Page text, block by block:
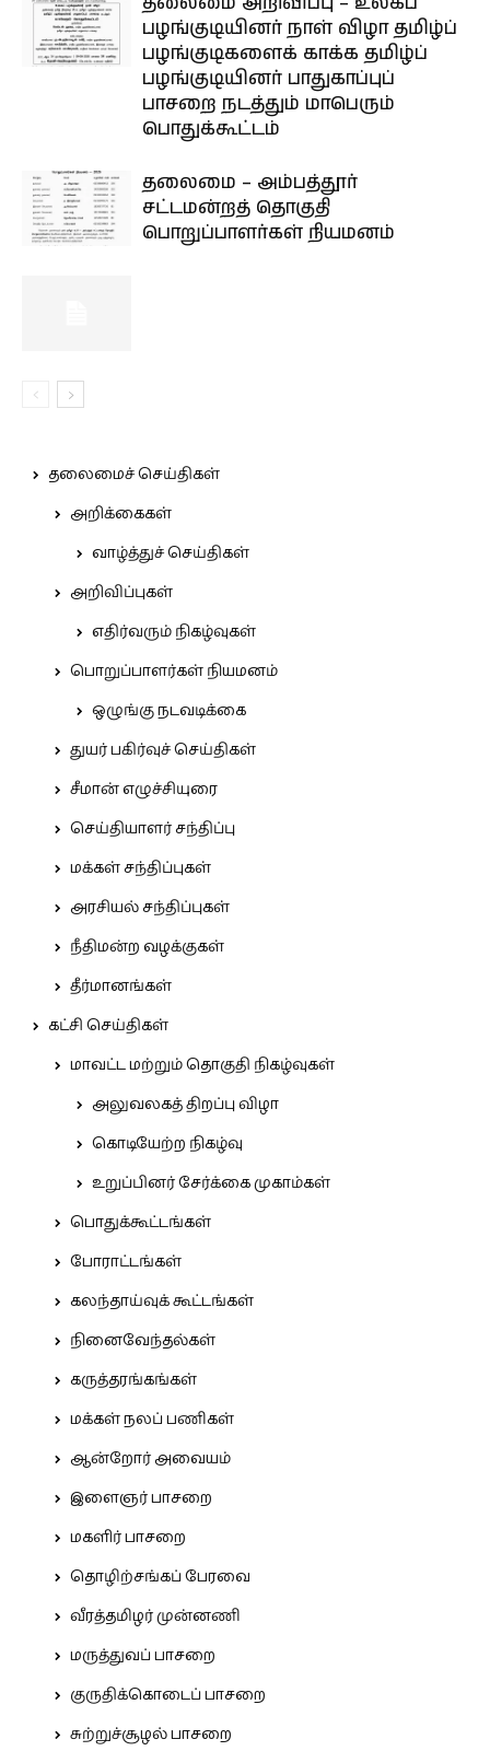
பழங்குடியினர் நாள் விழா தமிழ்ப்
பழங்குடிகளைக் காக்க தமிழ்ப்
பழங்குடியினர் பாதுகாப்புப்
பாசறை நடத்தும் மாபெரும்
பொதுக்கூட்டம்
தலைமை – அம்பத்தூர்
சட்டமன்றத் தொகுதி
பொறுப்பாளர்கள் நியமனம்
தலைமைச் செய்திகள்
அறிக்கைகள்
வாழ்த்துச் செய்திகள்
அறிவிப்புகள்
எதிர்வரும் நிகழ்வுகள்
பொறுப்பாளர்கள் நியமனம்
ஒழுங்கு நடவடிக்கை
துயர் பகிர்வுச் செய்திகள்
சீமான் எழுச்சியுரை
செய்தியாளர் சந்திப்பு
மக்கள் சந்திப்புகள்
அரசியல் சந்திப்புகள்
நீதிமன்ற வழக்குகள்
தீர்மானங்கள்
கட்சி செய்திகள்
மாவட்ட மற்றும் தொகுதி நிகழ்வுகள்
அலுவலகத் திறப்பு விழா
கொடியேற்ற நிகழ்வு
உறுப்பினர் சேர்க்கை முகாம்கள்
பொதுக்கூட்டங்கள்
போராட்டங்கள்
கலந்தாய்வுக் கூட்டங்கள்
நினைவேந்தல்கள்
கருத்தரங்கங்கள்
மக்கள் நலப் பணிகள்
ஆன்றோர் அவையம்
இளைஞர் பாசறை
மகளிர் பாசறை
தொழிற்சங்கப் பேரவை
வீரத்தமிழர் முன்னணி
மருத்துவப் பாசறை
குருதிக்கொடைப் பாசறை
சுற்றுச்சூழல் பாசறை